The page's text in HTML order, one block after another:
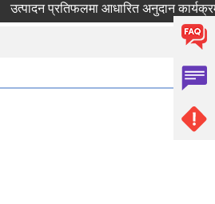
उत्पादन प्रतिफलमा आधारित अनुदान